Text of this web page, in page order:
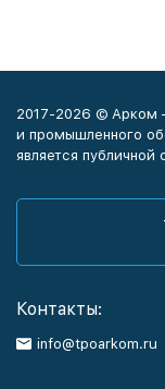
2017-2026 © Арком
и промышленного
является публичной
Контакты:
info@tpoarkom.ru